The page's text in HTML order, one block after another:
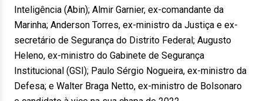
Inteligência (Abin); Almir Garnier, ex-comandante da
Marinha; Anderson Torres, ex-ministro da Justiça e ex-
secretário de Segurança do Distrito Federal; Augusto
Heleno, ex-ministro do Gabinete de Segurança
Institucional (GSI); Paulo Sérgio Nogueira, ex-ministro da
Defesa; e Walter Braga Netto, ex-ministro de Bolsonaro